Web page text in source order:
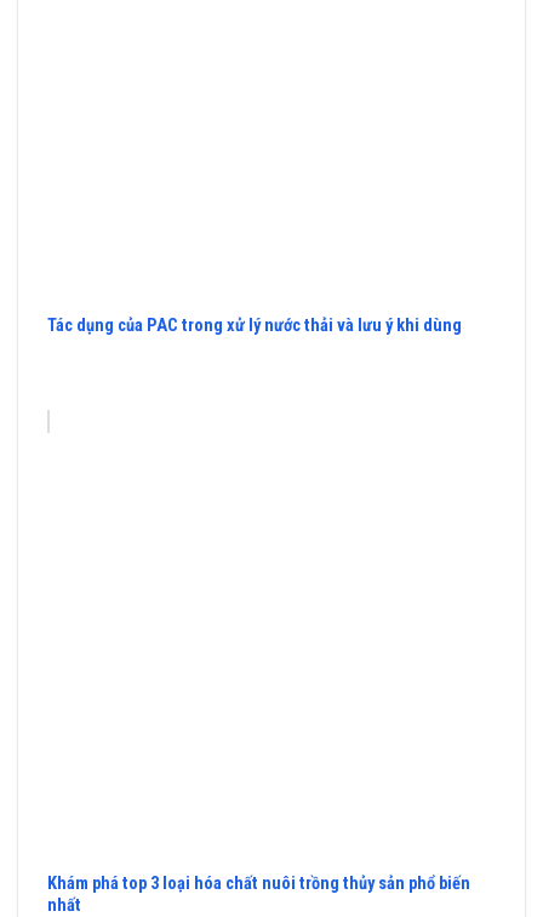
Tác dụng của PAC trong xử lý nước thải và lưu ý khi dùng
Khám phá top 3 loại hóa chất nuôi trồng thủy sản phổ biến
nhất